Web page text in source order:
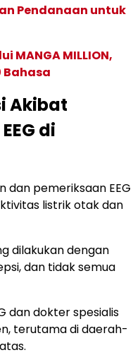
Pendanaan untuk
MANGA MILLION,
Bahasa
Akibat
di
dan pemeriksaan EEG
listrik otak dan
dilakukan dengan
dan tidak semua
dan dokter spesialis
terutama di daerah-